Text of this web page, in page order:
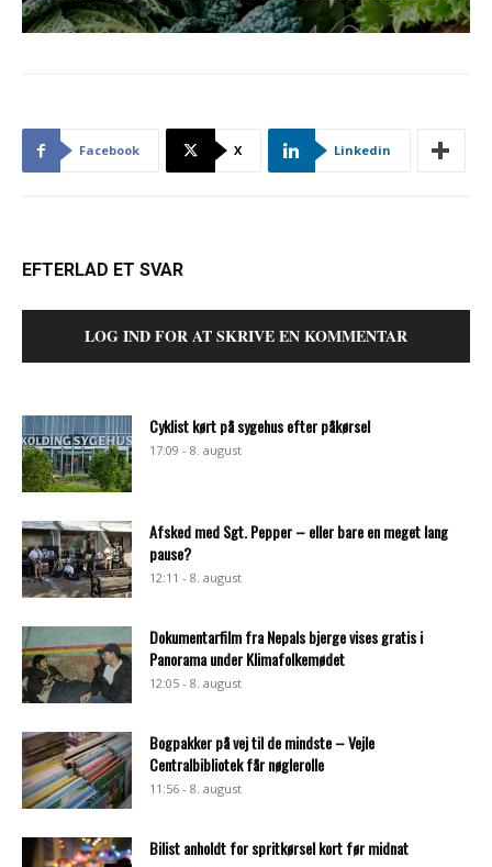
Facebook X Linkedin
EFTERLAD ET SVAR
LOG IND FOR AT SKRIVE EN KOMMENTAR
Cyklist kørt på sygehus efter påkørsel
17:09 - 8. august
Afsked med Sgt. Pepper – eller bare en meget lang
pause?
12:11 - 8. august
Dokumentarfilm fra Nepals bjerge vises gratis i
Panorama under Klimafolkemødet
12:05 - 8. august
Bogpakker på vej til de mindste – Vejle
Centralbibliotek får nøglerolle
11:56 - 8. august
Bilist anholdt for spritkørsel kort før midnat